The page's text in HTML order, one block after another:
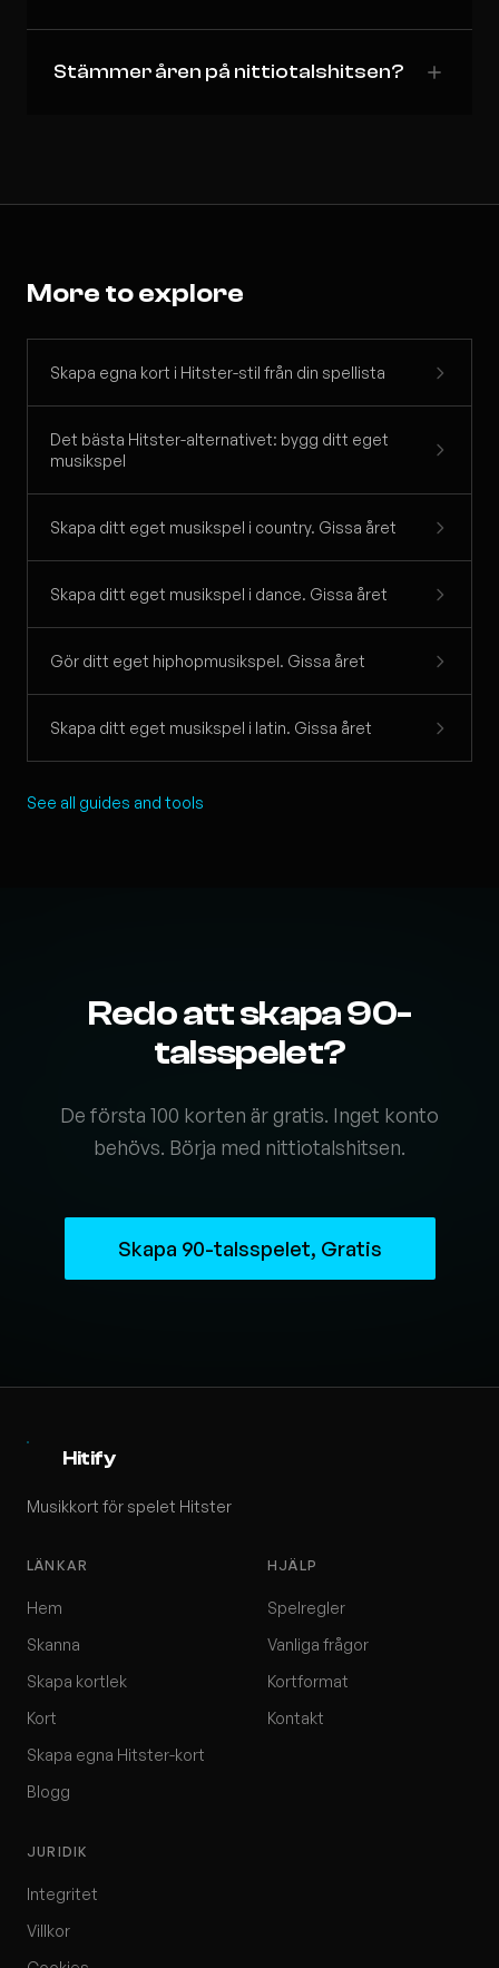
Stämmer åren på nittiotalshitsen?
More to explore
Skapa egna kort i Hitster-stil från din spellista
Det bästa Hitster-alternativet: bygg ditt eget
musikspel
Skapa ditt eget musikspel i country. Gissa året
Skapa ditt eget musikspel i dance. Gissa året
Gör ditt eget hiphopmusikspel. Gissa året
Skapa ditt eget musikspel i latin. Gissa året
See all guides and tools
Redo att skapa 90-
talsspelet?
De första 100 korten är gratis. Inget konto
behövs. Börja med nittiotalshitsen.
Skapa 90-talsspelet, Gratis
Hitify
Musikkort för spelet Hitster
LÄNKAR
Hem
Skanna
Skapa kortlek
Kort
Skapa egna Hitster-kort
Blogg
HJÄLP
Spelregler
Vanliga frågor
Kortformat
Kontakt
JURIDIK
Integritet
Villkor